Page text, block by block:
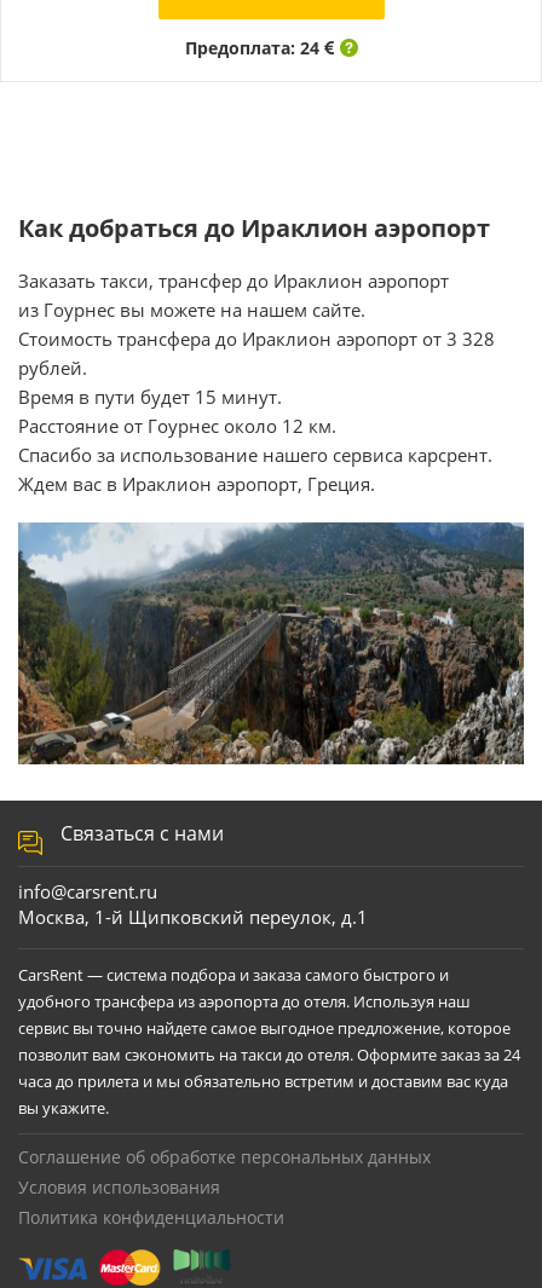
Предоплата: 24
Как добраться до Ираклион аэропорт
Заказать такси, трансфер до Ираклион аэропорт
из Гоурнес вы можете на нашем сайте.
Стоимость трансфера до Ираклион аэропорт от 3 328
рублей.
Время в пути будет 15 минут.
Расстояние от Гоурнес около 12 км.
Спасибо за использование нашего сервиса карсрент.
Ждем вас в Ираклион аэропорт, Греция.
Связаться с нами
info@carsrent.ru
Москва, 1-й Щипковский переулок, д.1
CarsRent — система подбора и заказа самого быстрого и
удобного трансфера из аэропорта до отеля. Используя наш
сервис вы точно найдете самое выгодное предложение, которое
позволит вам сэкономить на такси до отеля. Оформите заказ за 24
часа до прилета и мы обязательно встретим и доставим вас куда
вы укажите.
Соглашение об обработке персональных данных
Условия использования
Политика конфиденциальности